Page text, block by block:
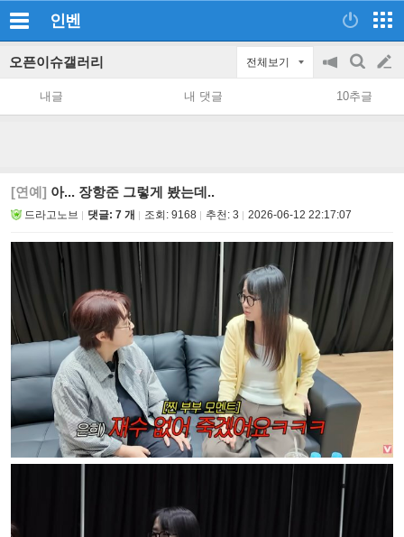
인벤
오픈이슈갤러리 전체보기
공
지
on/off
검
색
글
쓰
내글 내 댓글 10추글
[연예] 아... 장항준 그렇게 봤는데..
드라고노브 댓글: 7 개 조회: 9168 추천: 3 2026-06-12 22:17:07